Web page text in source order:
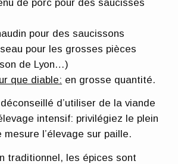
pour des saucisses
des saucissons
les grosses pièces
de Lyon…)
que diable: en grosse quantité.
d’utiliser de la viande
intensif: privilégiez le plein
l’élevage sur paille.
traditionnel, les épices sont